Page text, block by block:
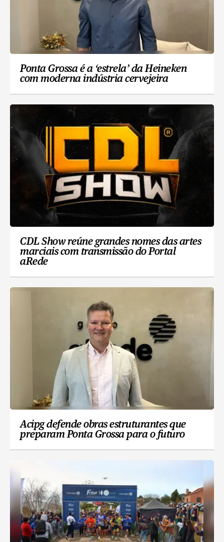
Ponta Grossa é a ‘estrela’ da Heineken
com moderna indústria cervejeira
CDL Show reúne grandes nomes das artes
marciais com transmissão do Portal
aRede
Acipg defende obras estruturantes que
preparam Ponta Grossa para o futuro